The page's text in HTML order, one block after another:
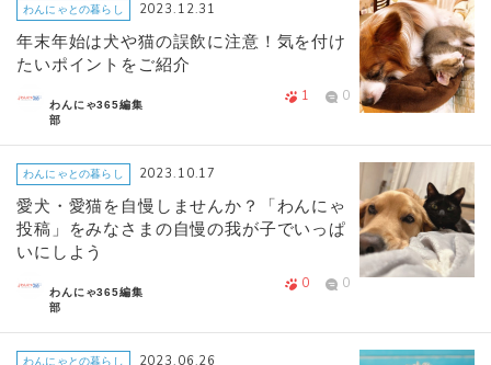
わんにゃとの暮らし 2023.12.31
年末年始は犬や猫の誤飲に注意！気を付け
たいポイントをご紹介
わんにゃ365編集
部
1 0
わんにゃとの暮らし 2023.10.17
愛犬・愛猫を自慢しませんか？「わんにゃ
投稿」をみなさまの自慢の我が子でいっぱ
いにしよう
わんにゃ365編集
部
0 0
わんにゃとの暮らし 2023.06.26